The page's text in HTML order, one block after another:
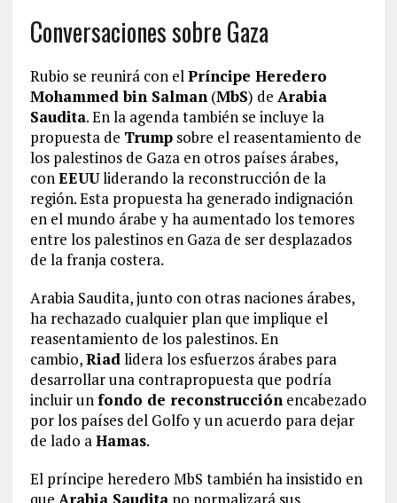
Conversaciones sobre Gaza
Rubio se reunirá con elPríncipe Heredero
Mohammed bin Salman(MbS) de Arabia
Saudita. En la agenda también se incluye la
propuesta de Trumpsobre el reasentamiento de
los palestinos de Gaza en otros países árabes,
conEEUUliderando la reconstrucción de la
región. Esta propuesta ha generado indignación
en el mundo árabe y ha aumentado los temores
entre los palestinos en Gaza de ser desplazados
de la franja costera.
Arabia Saudita, junto con otras naciones árabes,
ha rechazado cualquier plan que implique el
reasentamiento de los palestinos. En
cambio,Riadlidera los esfuerzos árabes para
desarrollar una contrapropuesta que podría
incluir unfondo de reconstrucciónencabezado
por los países del Golfo y un acuerdo para dejar
de lado aHamas.
El príncipe heredero MbS también ha insistido en